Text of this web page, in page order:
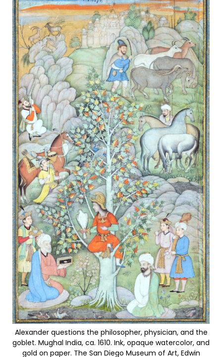
Alexander questions the philosopher, physician, and the
goblet. Mughal India, ca. 1610. Ink, opaque watercolor, and
gold on paper. The San Diego Museum of Art, Edwin